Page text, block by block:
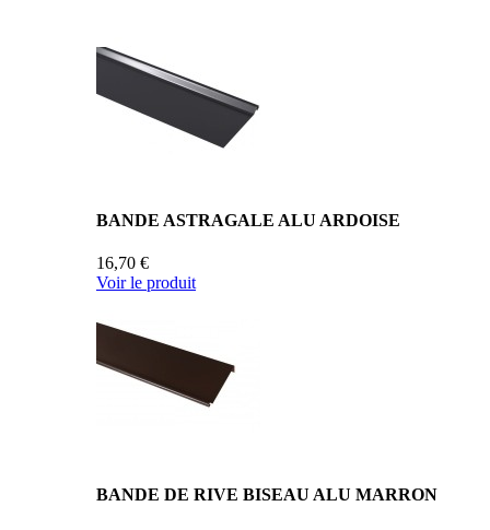
BANDE ASTRAGALE ALU ARDOISE
16,70 €
Voir le produit
BANDE DE RIVE BISEAU ALU MARRON